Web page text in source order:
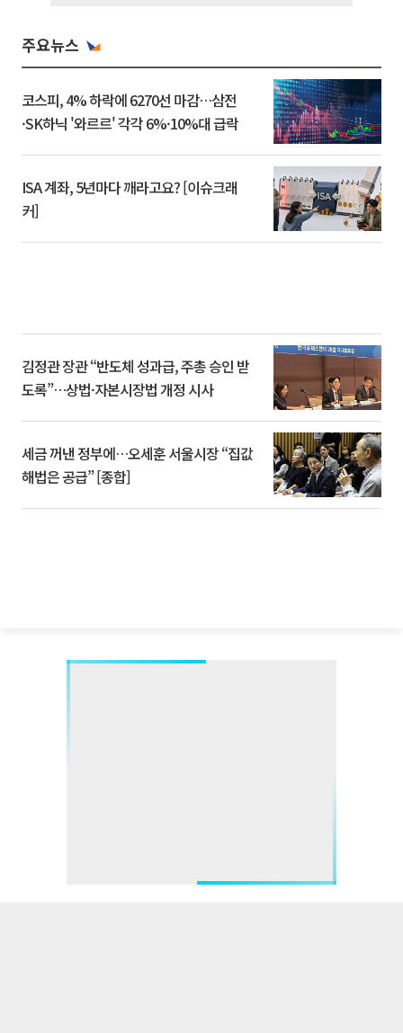
주요뉴스
코스피, 4% 하락에 6270선 마감…삼전
·SK하닉 '와르르' 각각 6%·10%대 급락
ISA 계좌, 5년마다 깨라고요? [이슈크래
커]
김정관 장관 “반도체 성과급, 주총 승인 받
도록”…상법·자본시장법 개정 시사
세금 꺼낸 정부에…오세훈 서울시장 “집값
해법은 공급” [종합]